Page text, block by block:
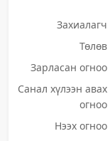
Захиалагч
Төлөв
Зарласан огноо
Санал хүлээн авах
огноо
Нээх огноо